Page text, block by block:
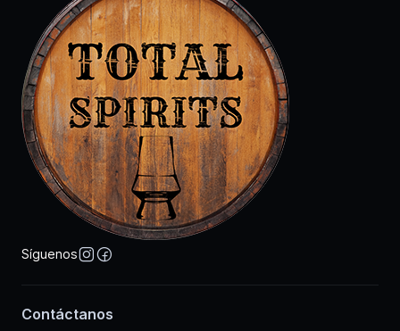
Síguenos
Contáctanos